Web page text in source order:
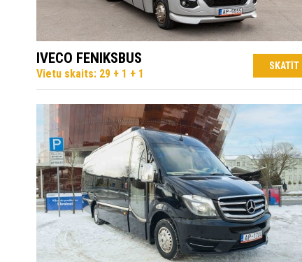
IVECO FENIKSBUS
Vietu skaits: 29 + 1 + 1
SKATĪT